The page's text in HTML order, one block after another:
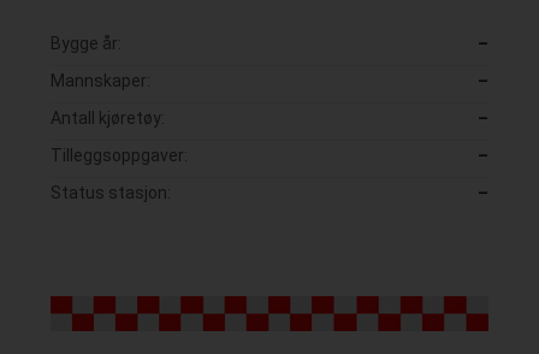
Bygge år:
–
Mannskaper:
–
Antall kjøretøy:
–
Tilleggsoppgaver:
–
Status stasjon:
–